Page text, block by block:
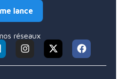
lance
réseaux